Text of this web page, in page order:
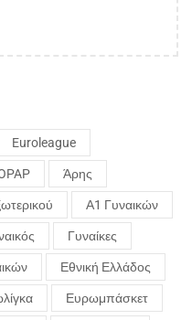
Euroleague
Άρης
Α1 Γυναικών
Γυναίκες
Εθνική Ελλάδος
Ευρωμπάσκετ